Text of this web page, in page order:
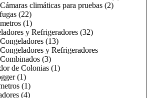
Cámaras climáticas para pruebas (2)
(22)
(1)
y Refrigeradores (32)
Congeladores (13)
Congeladores y Refrigeradores
Combinados (3)
de Colonias (1)
(1)
(1)
(4)